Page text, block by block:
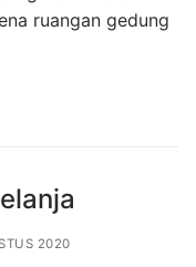
ruangan gedung
2020